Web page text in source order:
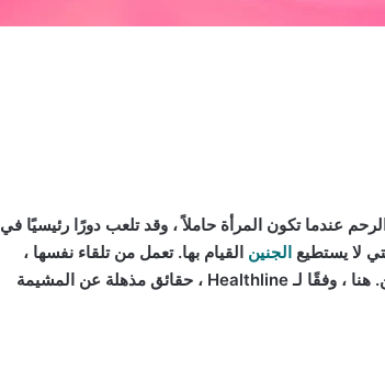
عندما تكون المرأة حاملاً ، وقد تلعب دورًا رئيسيًا في
لا يستطيع الجنين القيام بها. تعمل من تلقاء نفسها ،
والمشيمة مسؤولة أيضًا عن حمل الأكسجين والمواد المغذية إلى الجنين. هنا ، وفقًا لـ Healthline ، حقائق مذهلة عن المشيمة